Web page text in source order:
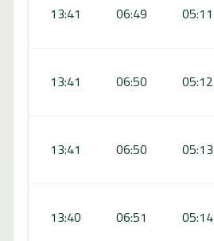
05:11
06:49
13:41
05:12
06:50
13:41
05:13
06:50
13:41
05:14
06:51
13:40